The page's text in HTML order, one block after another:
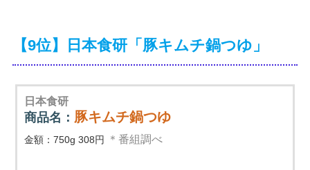
【9位】日本食研「豚キムチ鍋つゆ」
日本食研
商品名： 豚キムチ鍋つゆ
金額：750g 308円 ＊番組調べ